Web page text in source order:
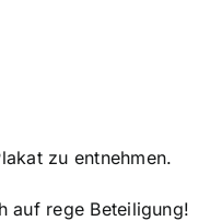
zu entnehmen.
auf rege Beteiligung!